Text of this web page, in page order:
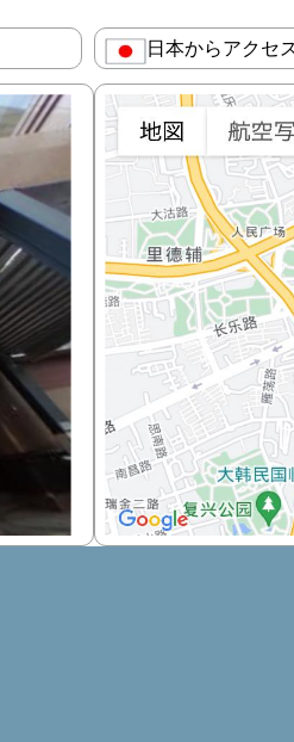
日本からアクセ